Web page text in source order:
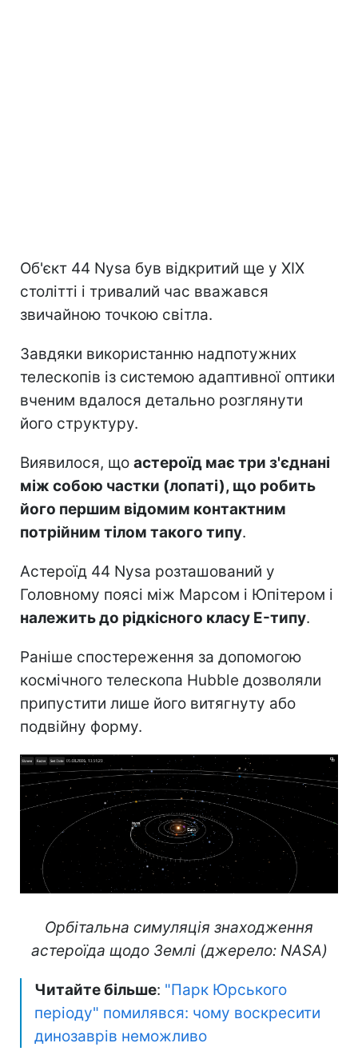
Об'єкт 44 Nysa був відкритий ще у XIX
столітті і тривалий час вважався
звичайною точкою світла.
Завдяки використанню надпотужних
телескопів із системою адаптивної оптики
вченим вдалося детально розглянути
його структуру.
Виявилося, що астероїд має три з'єднані
між собою частки (лопаті), що робить
його першим відомим контактним
потрійним тілом такого типу.
Астероїд 44 Nysa розташований у
Головному поясі між Марсом і Юпітером і
належить до рідкісного класу E-типу.
Раніше спостереження за допомогою
космічного телескопа Hubble дозволяли
припустити лише його витягнуту або
подвійну форму.
Орбітальна симуляція знаходження
астероїда щодо Землі (джерело: NASA)
Читайте більше: "Парк Юрського
періоду" помилявся: чому воскресити
динозаврів неможливо